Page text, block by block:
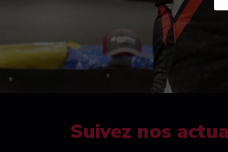
Suivez nos